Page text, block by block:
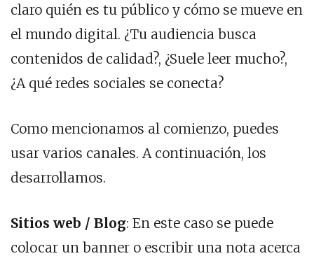
claro quién es tu público y cómo se mueve en
el mundo digital. ¿Tu audiencia busca
contenidos de calidad?, ¿Suele leer mucho?,
¿A qué redes sociales se conecta?
Como mencionamos al comienzo, puedes
usar varios canales. A continuación, los
desarrollamos.
Sitios web / Blog: En este caso se puede
colocar un banner o escribir una nota acerca